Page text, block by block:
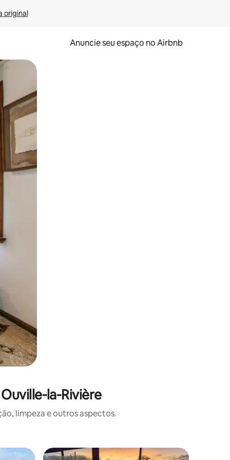
original
Anuncie seu espaço no Airbnb
o dedo na tela.
la-Rivière
limpeza e outros aspectos.